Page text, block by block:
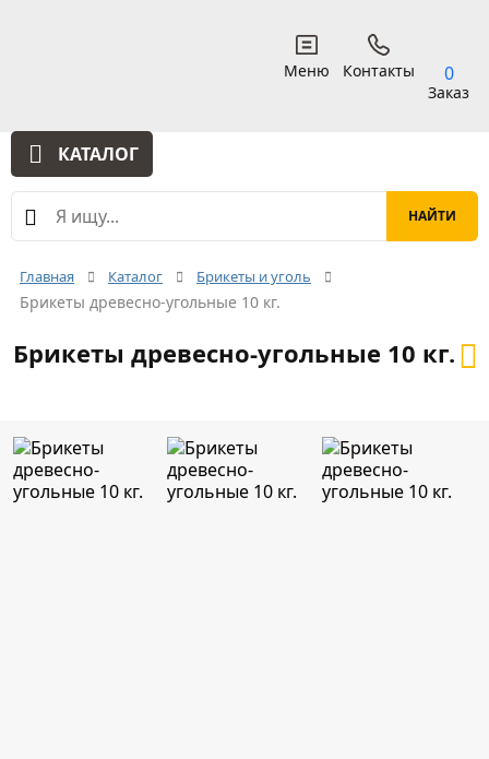
КАТАЛОГ
Меню Контакты 0
Заказ
Главная Каталог Брикеты и уголь
Брикеты древесно-угольные 10 кг.
Брикеты древесно-угольные 10 кг.